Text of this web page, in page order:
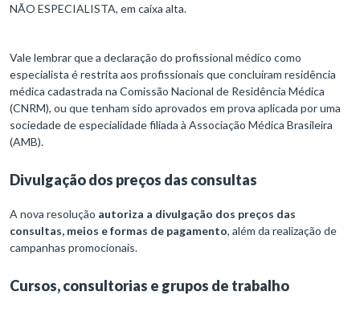
NÃO ESPECIALISTA, em caixa alta.
Vale lembrar que a declaração do profissional médico como
especialista é restrita aos profissionais que concluíram residência
médica cadastrada na Comissão Nacional de Residência Médica
(CNRM), ou que tenham sido aprovados em prova aplicada por uma
sociedade de especialidade filiada à Associação Médica Brasileira
(AMB).
Divulgação dos preços das consultas
A nova resolução autoriza a divulgação dos preços das
consultas, meios e formas de pagamento, além da realização de
campanhas promocionais.
Cursos, consultorias e grupos de trabalho